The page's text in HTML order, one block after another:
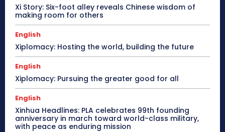
Xi Story: Six-foot alley reveals Chinese wisdom of
making room for others
English
Xiplomacy: Hosting the world, building the future
English
Xiplomacy: Pursuing the greater good for all
English
Xinhua Headlines: PLA celebrates 99th founding
anniversary in march toward world-class military,
with peace as enduring mission